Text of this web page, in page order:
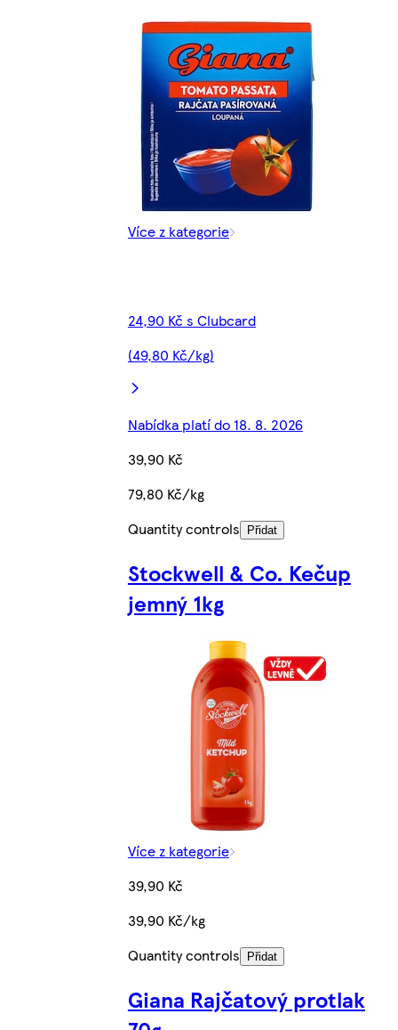
Více z kategorie
24,90 Kč s Clubcard
(49,80 Kč/kg)
Nabídka platí do 18. 8. 2026
39,90 Kč
79,80 Kč/kg
Quantity controls
Přidat
Stockwell & Co. Kečup
jemný 1kg
Více z kategorie
39,90 Kč
39,90 Kč/kg
Quantity controls
Přidat
Giana Rajčatový protlak